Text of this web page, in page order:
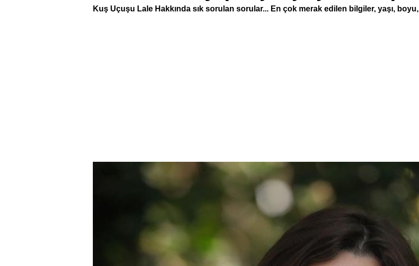
Kuş Uçuşu Lale Hakkında sık sorulan sorular... En çok merak edilen bilgiler, yaşı,